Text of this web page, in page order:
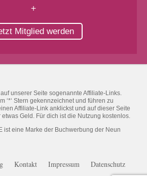
+
Mitglied werden
unserer Seite sogenannte Affiliate-Links.
‘*‘ Stern gekennzeichnet und führen zu
Affiliate-Link anklickst und auf dieser Seite
Geld. Für dich ist die Nutzung kostenlos.
ist eine Marke der Buchwerbung der Neun
Kontakt Impressum Datenschutz